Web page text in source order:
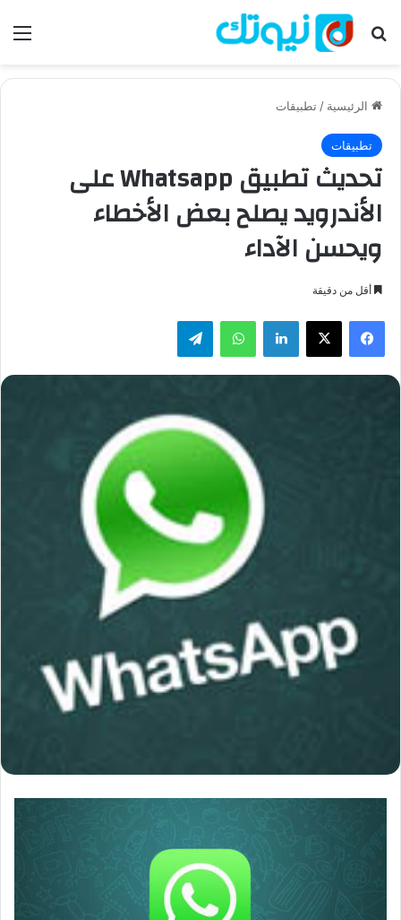
بحث عن
الرئيسية / تطبيقات
تطبيقات
تحديث تطبيق Whatsapp على
الأندرويد يصلح بعض الأخطاء
ويحسن الآداء
أقل من دقيقة
فيسبوك لينكدإن واتساب